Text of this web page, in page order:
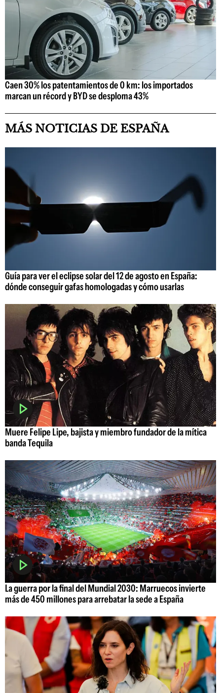
Caen 30% los patentamientos de 0 km: los importados
marcan un récord y BYD se desploma 43%
MÁS NOTICIAS DE ESPAÑA
Guía para ver el eclipse solar del 12 de agosto en España:
dónde conseguir gafas homologadas y cómo usarlas
Muere Felipe Lipe, bajista y miembro fundador de la mítica
banda Tequila
La guerra por la final del Mundial 2030: Marruecos invierte
más de 450 millones para arrebatar la sede a España